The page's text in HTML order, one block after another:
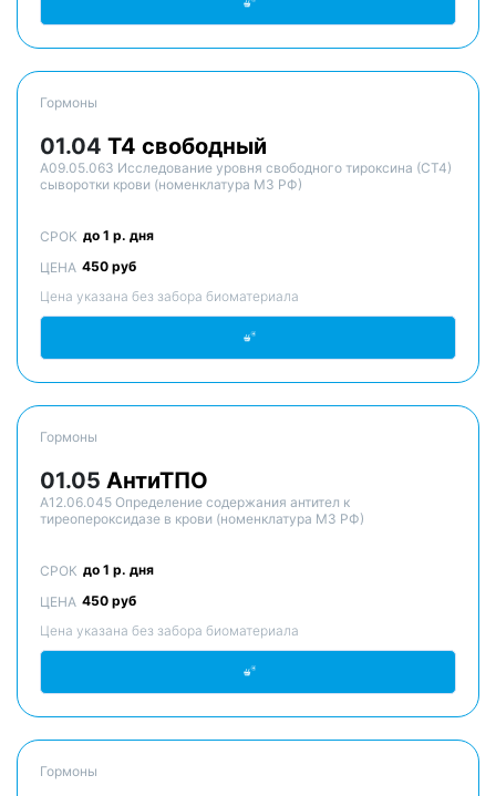
Гормоны
01.04 Т4 свободный
A09.05.063 Исследование уровня свободного тироксина (СТ4)
сыворотки крови (номенклатура МЗ РФ)
СРОК до 1 р. дня
ЦЕНА 450 руб
Цена указана без забора биоматериала
Гормоны
01.05 АнтиТПО
A12.06.045 Определение содержания антител к
тиреопероксидазе в крови (номенклатура МЗ РФ)
СРОК до 1 р. дня
ЦЕНА 450 руб
Цена указана без забора биоматериала
Гормоны